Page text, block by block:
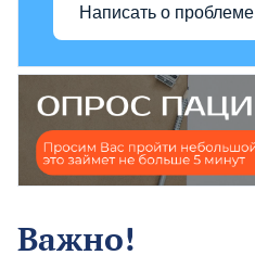
Написать о проблеме
Важно!